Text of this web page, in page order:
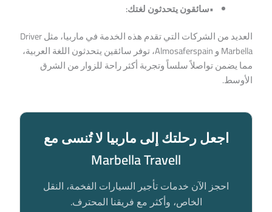
•سائقون يتحدثون لغتك:
العديد من الشركات التي تقدم هذه الخدمة في ماربيا، مثل Driver
Marbella و Almosaferspain، توفر سائقين يتحدثون اللغة العربية،
مما يضمن تواصلاً سلساً وتجربة أكثر راحة للزوار من الشرق
الأوسط.
اجعل رحلتك إلى ماربيا لا تُنسى مع
Marbella Travell
احجز الآن خدمات تأجير السيارات الفخمة، النقل
الخاص، وأكثر مع فريقنا المحترف.